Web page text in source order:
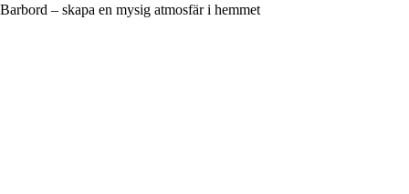
Barbord – skapa en mysig atmosfär i hemmet